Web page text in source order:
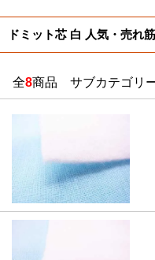
ドミット芯 白 人気・売れ
全8商品 サブカテゴリ